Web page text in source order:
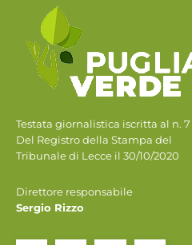
Testata giornalistica iscritta al n. 7
Del Registro della Stampa del
Tribunale di Lecce il 30/10/2020
Direttore responsabile
Sergio Rizzo